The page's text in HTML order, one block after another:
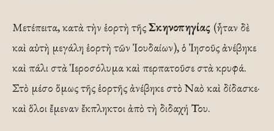
Μετέπειτα, κατὰ τὴν ἑορτὴ τῆςΣκηνοπηγίας (ἦταν δὲ
καὶ αὐτὴ μεγάλη ἑορτὴ τῶν Ἰουδαίων), ὁ Ἰησοῦς ἀνέβηκε
καὶ πάλι στὰ Ἱεροσόλυμα καὶ περπατοῦσε στὰ κρυφά.
Στὸ μέσο ὅμως τῆς ἑορτῆς ἀνέβηκε στὸ Ναὸ καὶ δίδασκε·
καὶ ὅλοι ἔμεναν ἔκπληκτοι ἀπὸ τὴ διδαχή Του.